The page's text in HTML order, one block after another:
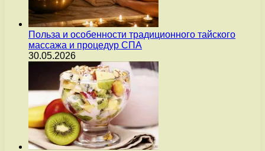
Польза и особенности традиционного тайского
массажа и процедур СПА
30.05.2026